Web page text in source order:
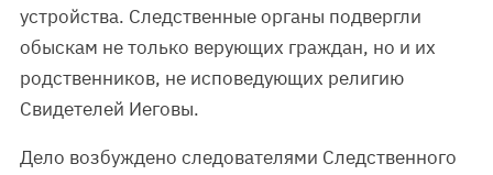
устройства. Следственные органы подвергли
обыскам не только верующих граждан, но и их
родственников, не исповедующих религию
Свидетелей Иеговы.
Дело возбуждено следователями Следственного